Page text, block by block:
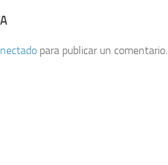
para publicar un comentario.